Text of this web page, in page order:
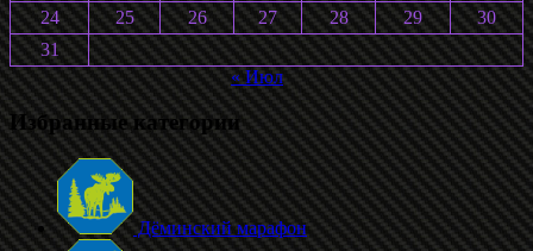
24
25 26 27 28 29
30
31
« Июл
Избранные категории
Дёминский марафон